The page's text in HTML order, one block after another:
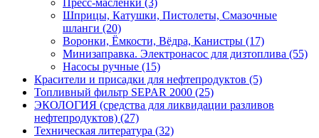
Пресс-маслёнки (3)
Шприцы, Катушки, Пистолеты, Смазочные
шланги (20)
Воронки, Ёмкости, Вёдра, Канистры (17)
Минизаправка. Электронасос для дизтоплива (55)
Насосы ручные (15)
Красители и присадки для нефтепродуктов (5)
Топливный фильтр SEPAR 2000 (25)
ЭКОЛОГИЯ (средства для ликвидации разливов
нефтепродуктов) (27)
Техническая литература (32)